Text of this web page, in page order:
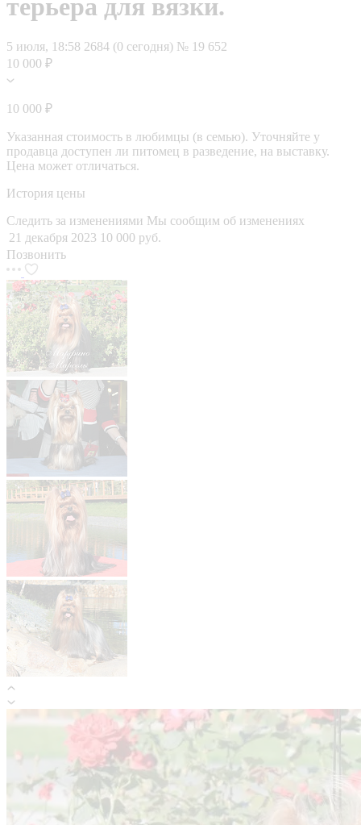
терьера для вязки.
5 июля, 18:58 2684 (0 сегодня) № 19 652
10 000 ₽
10 000 ₽
Указанная стоимость в любимцы (в семью). Уточняйте у
продавца доступен ли питомец в разведение, на выставку.
Цена может отличаться.
История цены
Следить за изменениями Мы сообщим об изменениях
21 декабря 2023 10 000 руб.
Позвонить